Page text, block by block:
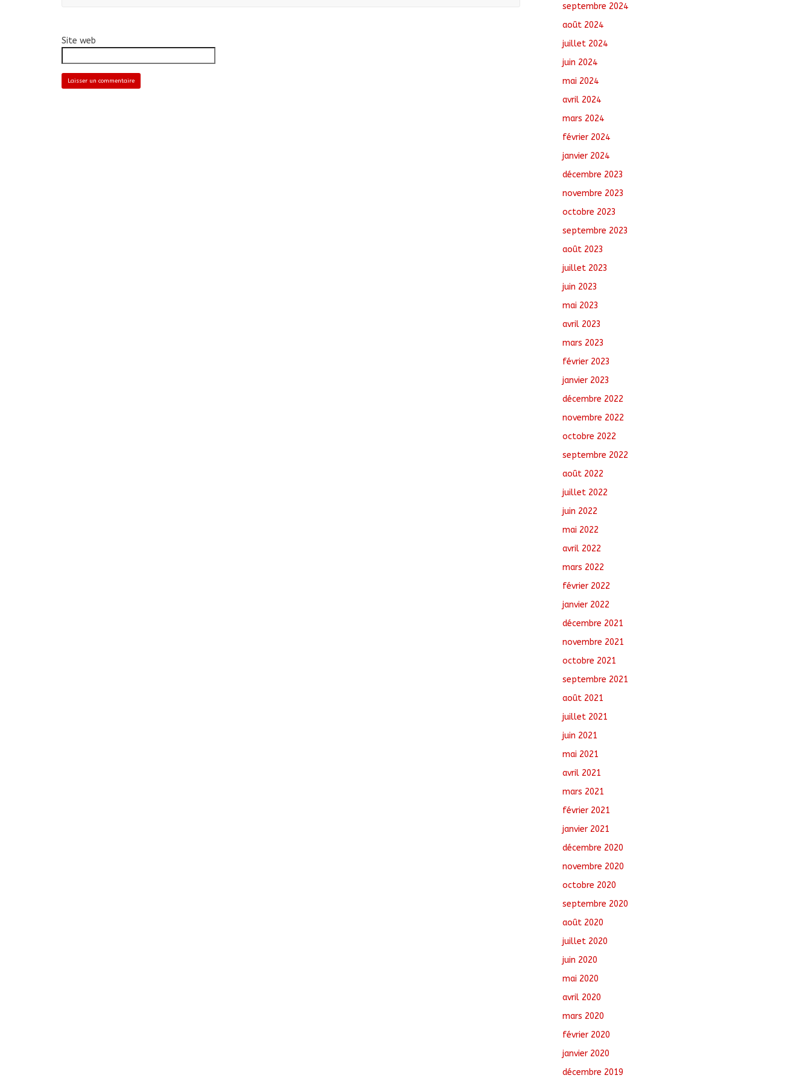
Site web
septembre 2024
août 2024
juillet 2024
juin 2024
mai 2024
avril 2024
mars 2024
février 2024
janvier 2024
décembre 2023
novembre 2023
octobre 2023
septembre 2023
août 2023
juillet 2023
juin 2023
mai 2023
avril 2023
mars 2023
février 2023
janvier 2023
décembre 2022
novembre 2022
octobre 2022
septembre 2022
août 2022
juillet 2022
juin 2022
mai 2022
avril 2022
mars 2022
février 2022
janvier 2022
décembre 2021
novembre 2021
octobre 2021
septembre 2021
août 2021
juillet 2021
juin 2021
mai 2021
avril 2021
mars 2021
février 2021
janvier 2021
décembre 2020
novembre 2020
octobre 2020
septembre 2020
août 2020
juillet 2020
juin 2020
mai 2020
avril 2020
mars 2020
février 2020
janvier 2020
décembre 2019